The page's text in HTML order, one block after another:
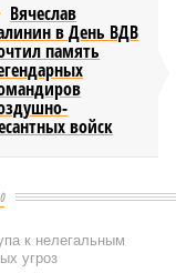
Вячеслав
в День ВДВ
память
войск
0
к нелегальным
угроз